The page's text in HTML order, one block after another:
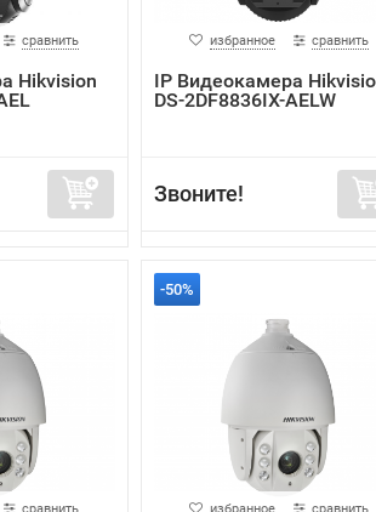
сравнить
Hikvision
избранное сравнить
IP Видеокамера
DS-2DF8836IX-AELW
Звоните!
сравнить
-50%
избранное сравнить